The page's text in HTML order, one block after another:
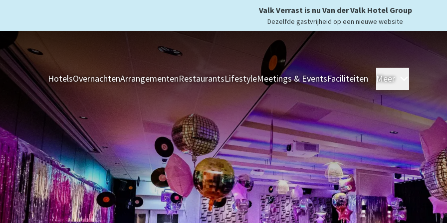
Valk Verrast is nu Van der Valk Hotel Group
Dezelfde gastvrijheid op een nieuwe website
HotelsOvernachtenArrangementenRestaurantsLifestyleMeetings & EventsFaciliteiten Meer